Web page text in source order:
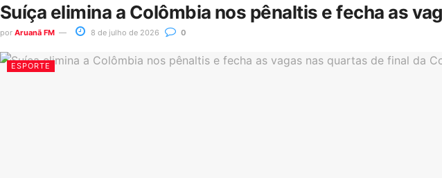
Suíça elimina a Colômbia nos pênaltis e fecha as
por Aruanã FM 8 de julho de 2026 0
ESPORTE